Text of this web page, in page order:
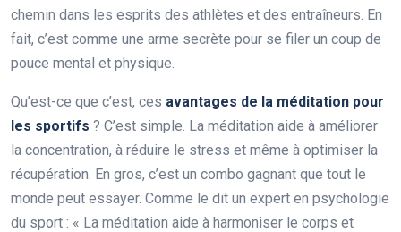
chemin dans les esprits des athlètes et des entraîneurs. En
fait, c’est comme une arme secrète pour se filer un coup de
pouce mental et physique.
Qu’est-ce que c’est, ces avantages de la méditation pour
les sportifs ? C’est simple. La méditation aide à améliorer
la concentration, à réduire le stress et même à optimiser la
récupération. En gros, c’est un combo gagnant que tout le
monde peut essayer. Comme le dit un expert en psychologie
du sport : « La méditation aide à harmoniser le corps et